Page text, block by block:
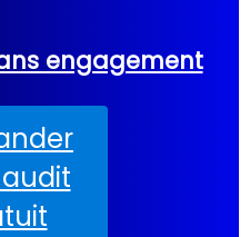
engagement